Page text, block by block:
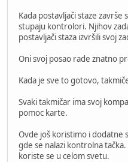
Kada postavljači staze završe
stupaju kontrolori. Njihov
postavljači staza izvršili svoj
Oni svoj posao rade znatno
Kada je sve to gotovo,
Svaki takmičar ima svoj
pomoc karte.
Ovde još koristimo i dodatne
gde se nalazi kontrolna
koriste se u celom svetu.